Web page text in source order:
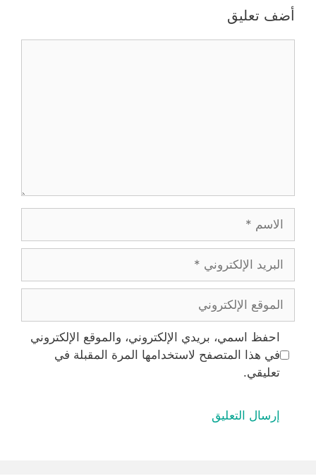
أضف تعليق
الإلكتروني
الإلكتروني
احفظ اسمي، بريدي الإلكتروني، والموقع الإلكتروني
في هذا المتصفح لاستخدامها المرة المقبلة في
تعليقي.